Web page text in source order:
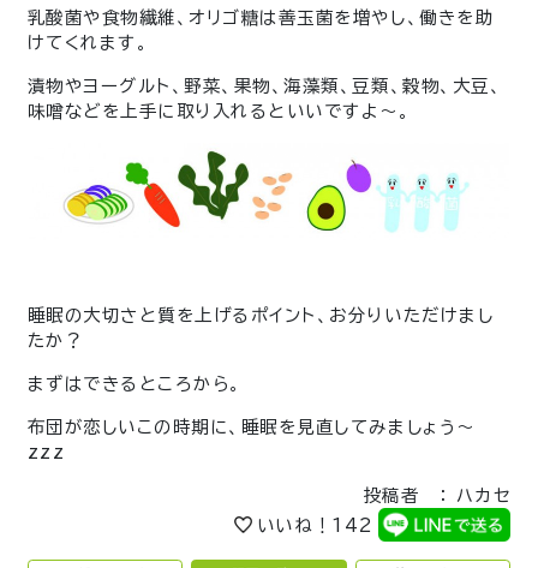
乳酸菌や食物繊維、オリゴ糖は善玉菌を増やし、働きを助
けてくれます。
漬物やヨーグルト、野菜、果物、海藻類、豆類、穀物、大豆、
味噌などを上手に取り入れるといいですよ～。
睡眠の大切さと質を上げるポイント、お分りいただけまし
たか？
まずはできるところから。
布団が恋しいこの時期に、睡眠を見直してみましょう～
zzz
投稿者 ： ハカセ
いいね！ 142